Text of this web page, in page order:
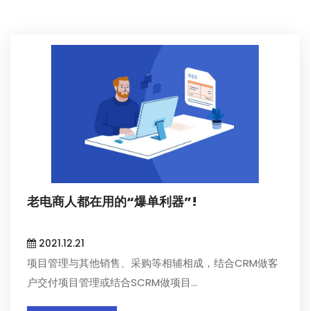
老电商人都在用的“爆单利器”!
2021.12.21
项目管理与其他销售、采购等相辅相成，结合CRM做客
户交付项目管理或结合SCRM做项目...